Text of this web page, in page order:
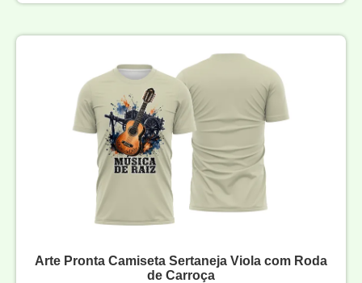
Arte Pronta Camiseta Sertaneja Viola com Roda
de Carroça